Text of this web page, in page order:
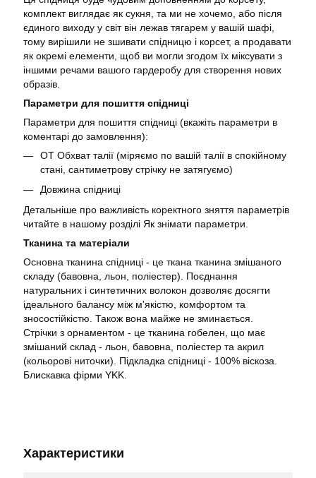
комплект виглядає як сукня, та ми не хочемо, або після
єдиного виходу у світ він лежав тягарем у вашій шафі,
тому вирішили не зшивати спідницю і корсет, а продавати
як окремі елементи, щоб ви могли згодом їх міксувати з
іншими речами вашого гардеробу для створення нових
образів.
Параметри для пошиття спідниці
Параметри для пошиття спідниці (вкажіть параметри в
коментарі до замовлення):
ОТ Обхват талії (міряємо по вашій талії в спокійному
стані, сантиметрову стрічку не затягуємо)
Довжина спідниці
Детальніше про важливість коректного зняття параметрів
читайте в нашому розділі Як знімати параметри.
Тканина та матеріали
Основна тканина спідниці - це ткана тканина змішаного
складу (бавовна, льон, поліестер). Поєднання
натуральних і синтетичних волокон дозволяє досягти
ідеального балансу між м'якістю, комфортом та
зносостійкістю. Також вона майже не зминається.
Стрічки з орнаментом - це тканина гобелен, що має
змішаний склад - льон, бавовна, поліестер та акрил
(кольорові ниточки). Підкладка спідниці - 100% віскоза.
Блискавка фірми YKK.
Характеристики